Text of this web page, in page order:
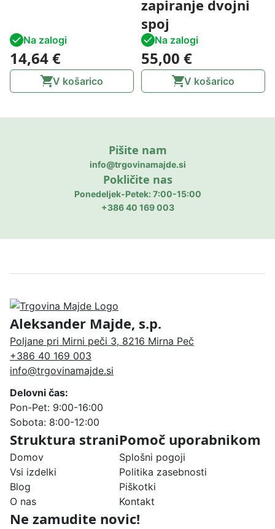
Na zalogi
14,64€
V košarico
zapiranje dvojni
spoj
Na zalogi
55,00 €
V košarico
Pišite nam
info@trgovinamajde.si
Pokličite nas
Ponedeljek-Petek: 7:00-15:00
+386 40 169 003
Aleksander Majde, s.p.
Poljane pri Mirni peči 3, 8216 Mirna Peč
+386 40 169 003
info@trgovinamajde.si
Delovni čas:
Pon-Pet: 9:00-16:00
Sobota: 8:00-12:00
Struktura strani
Domov
Vsi izdelki
Blog
O nas
Pomoč uporabnikom
Splošni pogoji
Politika zasebnosti
Piškotki
Kontakt
Ne zamudite novic!